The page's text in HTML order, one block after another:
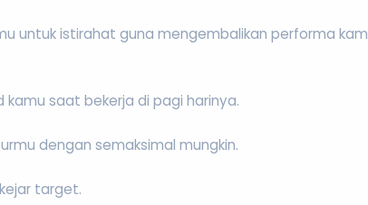
untuk istirahat guna mengembalikan performa
saat bekerja di pagi harinya.
dengan semaksimal mungkin.
target.